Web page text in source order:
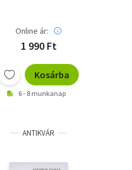
Online ár:
1 990 Ft
Kosárba
6 - 8 munkanap
ANTIKVÁR